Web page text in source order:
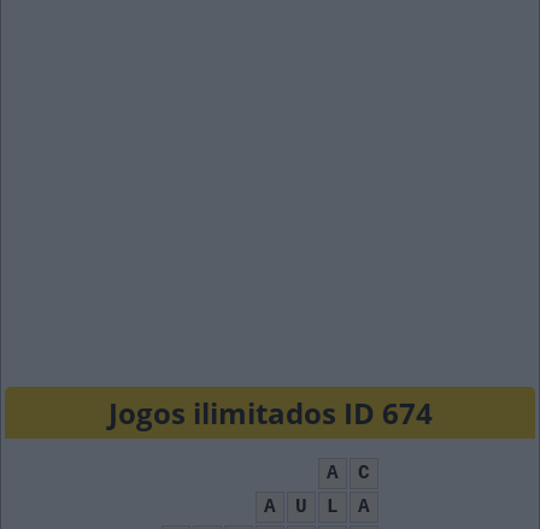
Jogos ilimitados ID 674
A
C
A
U L
A